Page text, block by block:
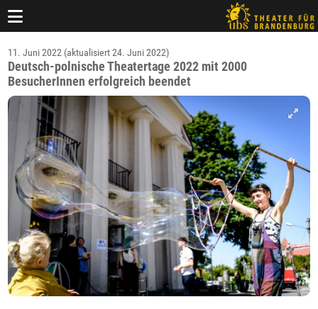
11. Juni 2022 (aktualisiert 24. Juni 2022)
Deutsch-polnische Theatertage 2022 mit 2000
BesucherInnen erfolgreich beendet